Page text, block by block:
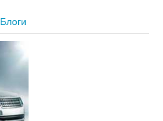
Блоги